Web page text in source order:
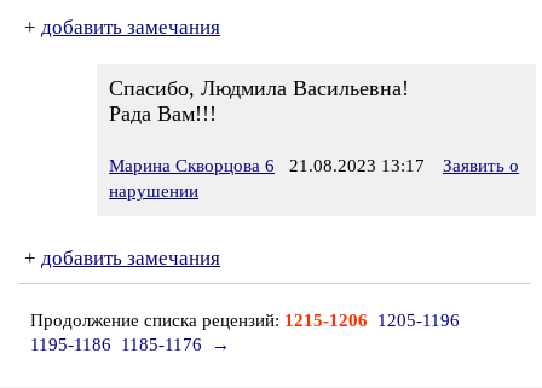
+ добавить замечания
Спасибо, Людмила Васильевна!
Рада Вам!!!
Марина Скворцова 6 21.08.2023 13:17
Заявить о
нарушении
+ добавить замечания
Продолжение списка рецензий: 1215-1206
1205-1196
1195-1186
1185-1176 →